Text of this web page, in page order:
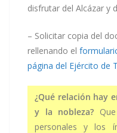
disfrutar del Alcázar y
– Solicitar copia del
rellenando el
página del Ejército de
¿Qué relación hay
y la nobleza?
personales y los